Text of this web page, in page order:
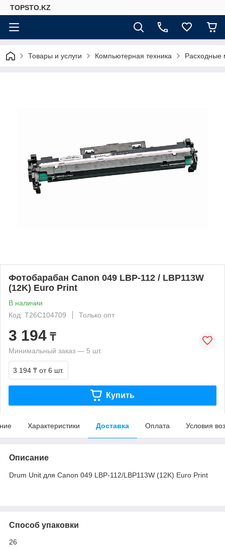
TOPSTO.KZ
Товары и услуги Компьютерная техника Расходные
Фотобарабан Canon 049 LBP-112 / LBP113W
(12K) Euro Print
В наличии
Код: T26C104709
Только опт
3 194 ₸
Минимальный заказ — 5 шт.
3 194 ₸ от 6 шт.
Купить
Характеристики Доставка Оплата Условия
Описание
Drum Unit для Canon 049 LBP-112/LBP113W (12K) Euro Print
Способ упаковки
26